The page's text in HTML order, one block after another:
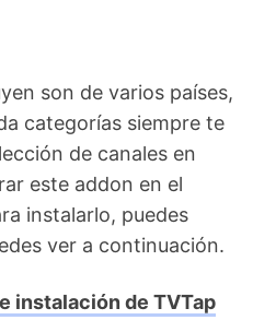
son de varios países,
categorías siempre te
de canales en
este addon en el
instalarlo, puedes
ver a continuación.
instalación de TVTap